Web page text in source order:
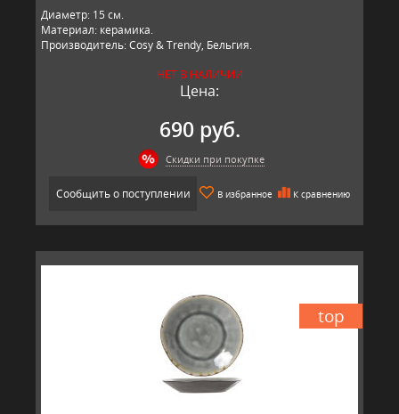
Диаметр: 15 см.
Материал: керамика.
Производитель: Cosy & Trendy, Бельгия.
НЕТ В НАЛИЧИИ
Цена:
690 руб.
Скидки при покупке
Сообщить о поступлении В избранное К сравнению
top